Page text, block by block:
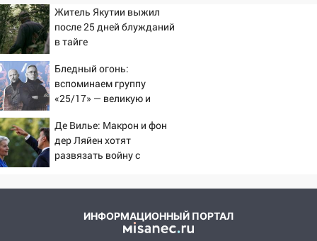
16:51
В Чердаклинском районе
ремонтируют дороги, ставят остановки
и проводят новое освещение
16:35
В Ульяновске установили ещё
девять бункеров для крупногабаритного
мусора
16:26
В Ульяновске бесплатно покажут
матч «Волги» под открытым небом
16:12
В Ульяновском госуниверситете
Ульяновцы могут вернуть деньги
Житель Якутии выжил
после 25 дней блужданий
в тайге
Бледный огонь:
вспоминаем группу
«25/17» — великую и
Де Вилье: Макрон и фон
дер Ляйен хотят
развязать войну с
ИНФОРМАЦИОННЫЙ ПОРТАЛ